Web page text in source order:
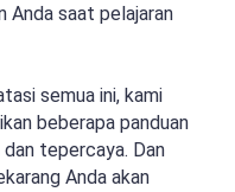
Anda saat pelajaran
semua ini, kami
beberapa panduan
tepercaya. Dan
Anda akan